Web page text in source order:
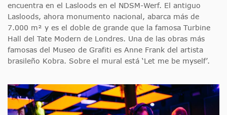
encuentra en el Lasloods en el NDSM-Werf. El antiguo
Lasloods, ahora monumento nacional, abarca más de
7.000 m² y es el doble de grande que la famosa Turbine
Hall del Tate Modern de Londres. Una de las obras más
famosas del Museo de Grafiti es Anne Frank del artista
brasileño Kobra. Sobre el mural está ‘Let me be myself’.